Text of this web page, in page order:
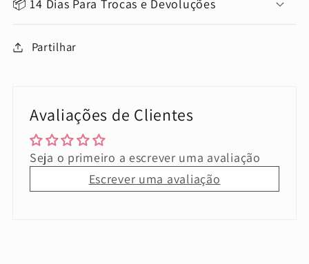
📦 14 Dias Para Trocas e Devoluções
Partilhar
Avaliações de Clientes
Seja o primeiro a escrever uma avaliação
Escrever uma avaliação